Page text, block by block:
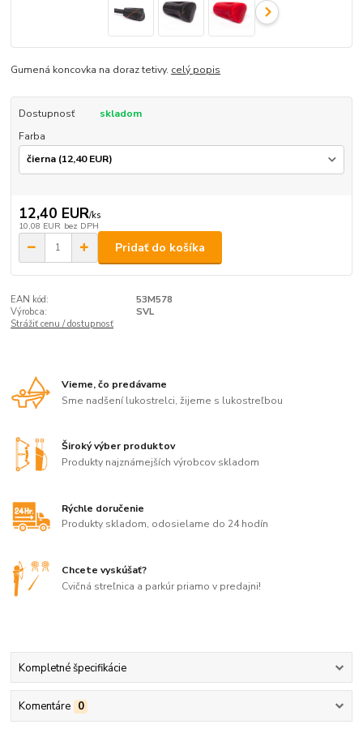
Gumená koncovka na doraz tetivy. celý popis
Dostupnosť
skladom
Farba
12,40 EUR/ks
10,08 EUR bez DPH
Pridať do košíka
EAN kód:
53M578
Výrobca:
SVL
Strážiť cenu / dostupnosť
Vieme, čo predávame
Sme nadšení lukostrelci, žijeme s lukostreľbou
Široký výber produktov
Produkty najznámejších výrobcov skladom
Rýchle doručenie
Produkty skladom, odosielame do 24 hodín
Chcete vyskúšať?
Cvičná streľnica a parkúr priamo v predajni!
Kompletné špecifikácie
Komentáre 0